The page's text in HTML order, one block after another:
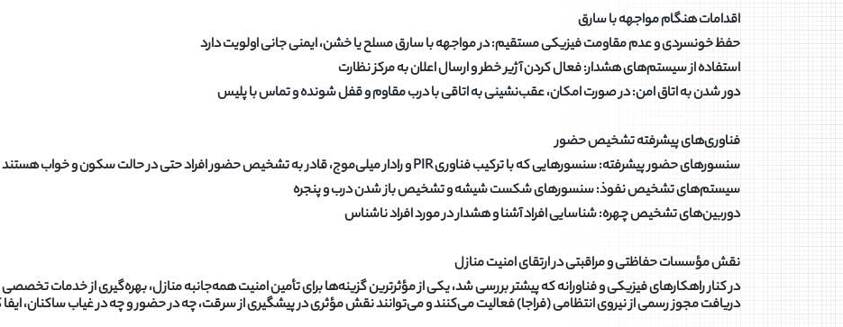
اقدامات هنگام مواجهه با سارق
حفظ خونسردی و عدم مقاومت فیزیکی مستقیم: در مواجهه با سارق مسلح یا خشن، ایمنی جانی اولویت دارد
استفاده از سیستم‌های هشدار: فعال کردن آژیر خطر و ارسال اعلان به مرکز نظارت
دور شدن به اتاق امن: در صورت امکان، عقب‌نشینی به اتاقی با درب مقاوم و قفل شونده و تماس با پلیس
فناوری‌های پیشرفته تشخیص حضور
سنسورهای حضور پیشرفته: سنسورهایی که با ترکیب فناوری PIR و رادار میلی‌موج، قادر به تشخیص حضور افراد حتی در حالت سکون و خواب هستند
سیستم‌های تشخیص نفوذ: سنسورهای شکست شیشه و تشخیص باز شدن درب و پنجره
دوربین‌های تشخیص چهره: شناسایی افراد آشنا و هشدار در مورد افراد ناشناس
نقش مؤسسات حفاظتی و مراقبتی در ارتقای امنیت منازل
در کنار راهکارهای فیزیکی و فناورانه که پیشتر بررسی شد، یکی از مؤثرترین گزینه‌ها برای تأمین امنیت همه‌جانبه منازل، بهره‌گیری از خدمات
دریافت مجوز رسمی از نیروی انتظامی (فراجا) فعالیت می‌کنند و می‌توانند نقش مؤثری در پیشگیری از سرقت، چه در حضور و چه در غیاب ساکنان، ایفا